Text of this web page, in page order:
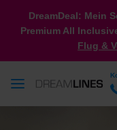
DreamDeal: Mein
Premium All
Flug &